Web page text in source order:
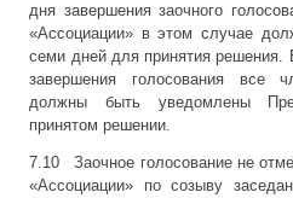
дня завершения заочного
«Ассоциации» в этом случае
семи дней для принятия решения.
завершения голосования все
должны быть уведомлены
принятом решении.
7.10 Заочное голосование не
«Ассоциации» по созыву